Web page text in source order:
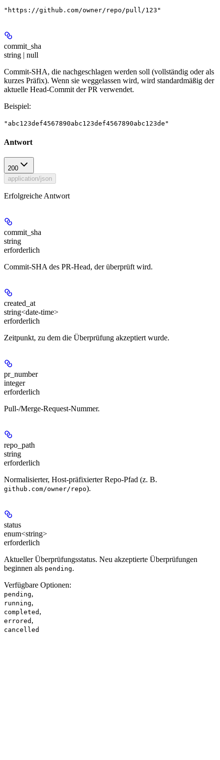
"https://github.com/owner/repo/pull/123"
commit_sha
string | null
Commit-SHA, die nachgeschlagen werden soll (vollständig oder als
kurzes Präfix). Wenn sie weggelassen wird, wird standardmäßig der
aktuelle Head-Commit der PR verwendet.
Beispiel:
"abc123def4567890abc123def4567890abc123de"
Antwort
200
application/json
Erfolgreiche Antwort
commit_sha
string
erforderlich
Commit-SHA des PR-Head, der überprüft wird.
created_at
string<date-time>
erforderlich
Zeitpunkt, zu dem die Überprüfung akzeptiert wurde.
pr_number
integer
erforderlich
Pull-/Merge-Request-Nummer.
repo_path
string
erforderlich
Normalisierter, Host-präfixierter Repo-Pfad (z. B.
github.com/owner/repo).
status
enum<string>
erforderlich
Aktueller Überprüfungsstatus. Neu akzeptierte Überprüfungen
beginnen als pending.
Verfügbare Optionen:
pending,
running,
completed ,
errored ,
cancelled